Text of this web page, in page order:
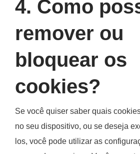
4. Como
remover ou
bloquear os
cookies?
Se você quiser saber quais
no seu dispositivo, ou se deseja
los, você pode utilizar as